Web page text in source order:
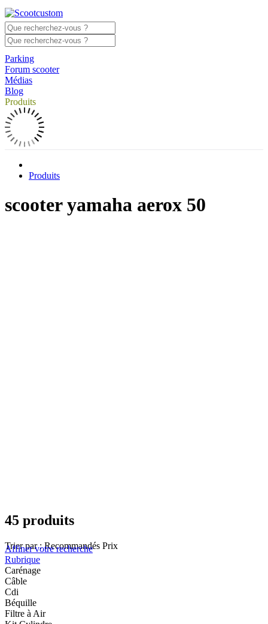
Parking
Forum scooter
Médias
Blog
Produits
Produits
scooter yamaha aerox 50
45 produits
Trier par : Recommandés Prix
Affiner votre recherche
Rubrique
Carénage
Câble
Cdi
Béquille
Filtre à Air